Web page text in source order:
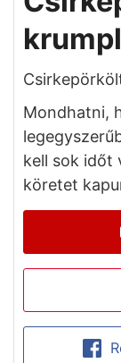
Mondhatni,
kell sok időt
köretet